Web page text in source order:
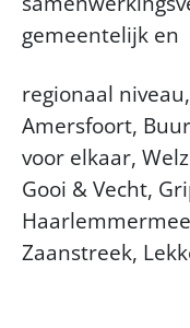
gemeentelijk en
regionaal
Amersfoort,
voor elkaar,
Gooi & Vecht,
Zaanstreek,